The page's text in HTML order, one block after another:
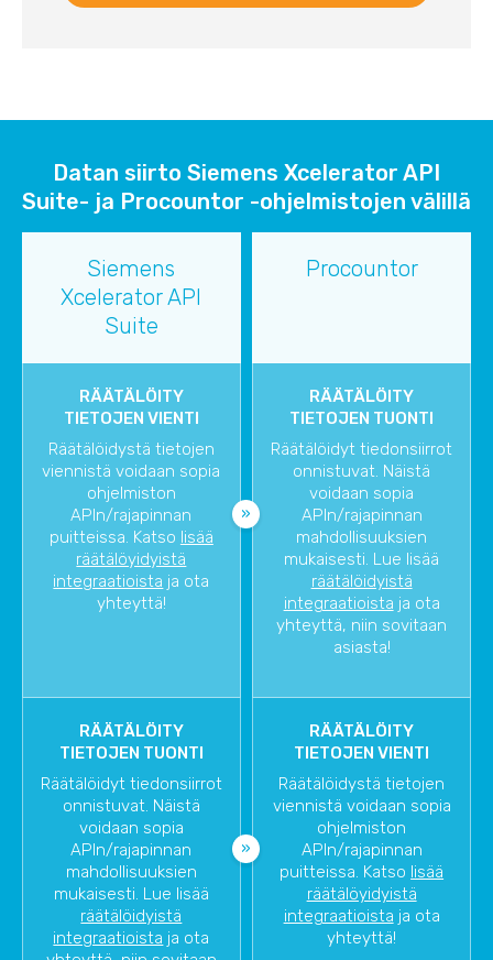
Datan siirto Siemens Xcelerator API
Suite- ja Procountor -ohjelmistojen välillä
Siemens
Xcelerator API
Suite
Procountor
RÄÄTÄLÖITY
TIETOJEN VIENTI
Räätälöidystä tietojen
viennistä voidaan sopia
ohjelmiston
APIn/rajapinnan
puitteissa. Katso lisää
räätälöyidyistä
integraatioista ja ota
yhteyttä!
RÄÄTÄLÖITY
TIETOJEN TUONTI
Räätälöidyt tiedonsiirrot
onnistuvat. Näistä
voidaan sopia
APIn/rajapinnan
mahdollisuuksien
mukaisesti. Lue lisää
räätälöidyistä
integraatioista ja ota
yhteyttä, niin sovitaan
asiasta!
RÄÄTÄLÖITY
TIETOJEN TUONTI
Räätälöidyt tiedonsiirrot
onnistuvat. Näistä
voidaan sopia
APIn/rajapinnan
mahdollisuuksien
mukaisesti. Lue lisää
räätälöidyistä
integraatioista ja ota
RÄÄTÄLÖITY
TIETOJEN VIENTI
Räätälöidystä tietojen
viennistä voidaan sopia
ohjelmiston
APIn/rajapinnan
puitteissa. Katso lisää
räätälöyidyistä
integraatioista ja ota
yhteyttä!